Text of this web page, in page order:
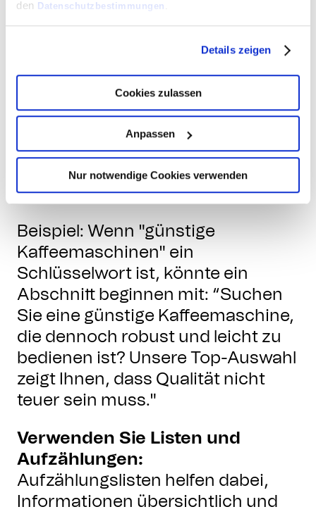
den Datenschutzbestimmungen .
Details zeigen
Cookies zulassen
Anpassen
Nur notwendige Cookies verwenden
Nebenkeywords (das sind die
Keywords, auf die Sie organische
Rankings erzielen möchten)
insbesondere in Überschriften,
Zwischenüberschriften und im
ersten Absatz. Achten Sie darauf,
dass die Keywords organisch
wirken und den Lesefluss dabei
nicht stören.
Beispiel: Wenn "günstige
Kaffeemaschinen" ein
Schlüsselwort ist, könnte ein
Abschnitt beginnen mit: “Suchen
Sie eine günstige Kaffeemaschine,
die dennoch robust und leicht zu
bedienen ist? Unsere Top-Auswahl
zeigt Ihnen, dass Qualität nicht
teuer sein muss."
Verwenden Sie Listen und
Aufzählungen:
Aufzählungslisten helfen dabei,
Informationen übersichtlich und